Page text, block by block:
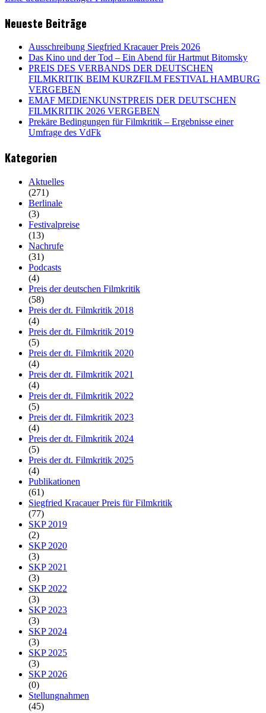
Neueste Beiträge
Ausschreibung Siegfried Kracauer Preis 2026
Das Kino und der Tod – Ein Abend für Hartmut Bitomsky
PREIS DES VERBANDS DER DEUTSCHEN
FILMKRITIK BEIM KURZFILM FESTIVAL HAMBURG
VERGEBEN
EMAF MEDIENKUNSTPREIS DER DEUTSCHEN
FILMKRITIK 2026 VERGEBEN
Prekäre Bedingungen für Filmkritik – Ergebnisse einer
Umfrage des VdFk
Kategorien
Aktuelles
(271)
Berlinale
(3)
Festivalpreise
(13)
Nachrufe
(31)
Podcasts
(4)
Preis der deutschen Filmkritik
(58)
Preis der dt. Filmkritik 2018
(4)
Preis der dt. Filmkritik 2019
(5)
Preis der dt. Filmkritik 2020
(4)
Preis der dt. Filmkritik 2021
(4)
Preis der dt. Filmkritik 2022
(5)
Preis der dt. Filmkritik 2023
(4)
Preis der dt. Filmkritik 2024
(5)
Preis der dt. Filmkritik 2025
(4)
Publikationen
(61)
Siegfried Kracauer Preis für Filmkritik
(77)
SKP 2019
(2)
SKP 2020
(3)
SKP 2021
(3)
SKP 2022
(3)
SKP 2023
(3)
SKP 2024
(3)
SKP 2025
(3)
SKP 2026
(0)
Stellungnahmen
(45)